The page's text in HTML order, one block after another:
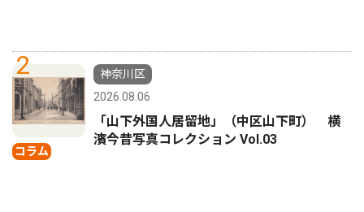
2
コラム
神奈川区
2026.08.06
「山下外国人居留地」（中区山下町） 横
濱今昔写真コレクション Vol.03